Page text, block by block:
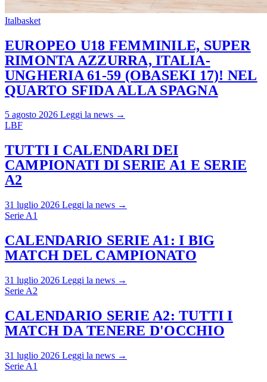
Italbasket
EUROPEO U18 FEMMINILE, SUPER
RIMONTA AZZURRA, ITALIA-
UNGHERIA 61-59 (OBASEKI 17)! NEL
QUARTO SFIDA ALLA SPAGNA
5 agosto 2026 Leggi la news →
LBF
TUTTI I CALENDARI DEI
CAMPIONATI DI SERIE A1 E SERIE
A2
31 luglio 2026 Leggi la news →
Serie A1
CALENDARIO SERIE A1: I BIG
MATCH DEL CAMPIONATO
31 luglio 2026 Leggi la news →
Serie A2
CALENDARIO SERIE A2: TUTTI I
MATCH DA TENERE D'OCCHIO
31 luglio 2026 Leggi la news →
Serie A1